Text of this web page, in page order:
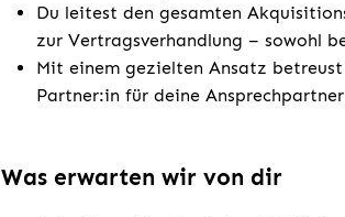
Du leitest den gesamten
zur Vertragsverhandlung – sowohl
Mit einem gezielten Ansatz
Partner:in für deine
Was erwarten wir von dir